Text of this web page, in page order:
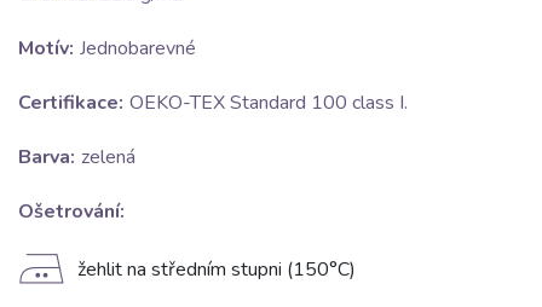
Motív: Jednobarevné
Certifikace: OEKO-TEX Standard 100 class I.
Barva: zelená
Ošetrování:
E žehlit na středním stupni (150°C)